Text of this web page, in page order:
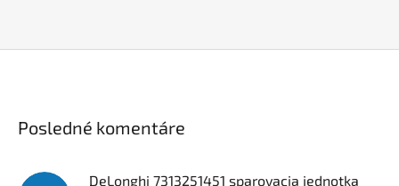
Posledné komentáre
DeLonghi 7313251451 sparovacia jednotka